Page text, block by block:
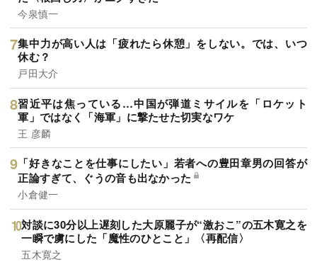
今泉慎一
集中力が高い人は「疲れたら休憩」をしない。では、いつ
休む？
戸田大介
習近平は焦っている…中国が弾道ミサイルを「ロケット
軍」ではなく「海軍」に撃たせた切実なワケ
王 彦麟
「好きなことを仕事にしたい」若者への豊田章男の回答が
正論すぎて、ぐうの音も出なかった
小倉健一
対談に30分以上遅刻した大原麗子が“激おこ”の五木寛之を
一瞬で虜にした「魔性のひとこと」〈再配信〉
五木寛之